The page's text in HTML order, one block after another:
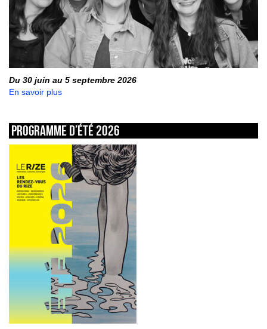
Du 30 juin au 5 septembre 2026
En savoir plus
Programme d’été 2026